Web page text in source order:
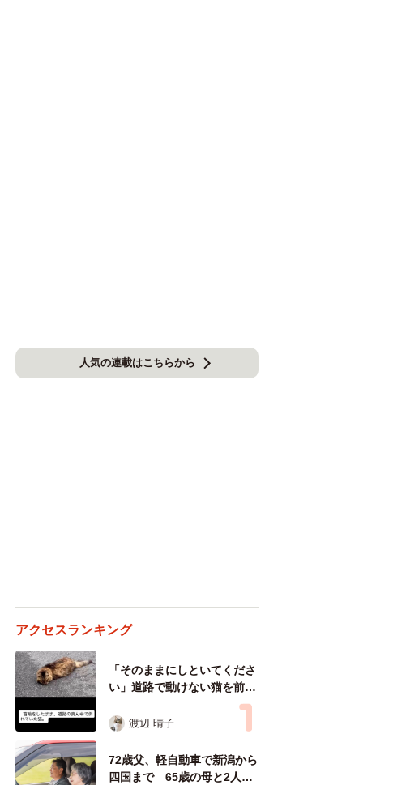
人気の連載はこちらから
アクセスランキング
「そのままにしといてくださ
い」道路で動けない猫を前に
返された一言… 懸命に生き
ようとした4日間 「命の重
さはみんな同じ」保護団体代
表の訴え
渡辺 晴子
72歳父、軽自動車で新潟から
四国まで 65歳の母と2人で